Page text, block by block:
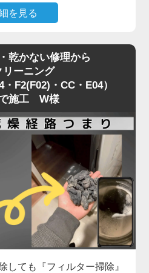
に、衛生面もリセットする
濯環境を取り戻せます。
を見る
洗濯機で、Vベルトが劣
（H35）です。
ると、モーターや基盤に過
された洗濯機は、「洗濯物
用回数が多い」ことが多
れも深刻化しています。
解が必要になる今こそ、洗
絶好の機会です。
私たちが、駆動系の修理と
汚れも一掃し、洗濯機の寿
乾かない修理から
リーニング
・F2(F02)・CC・E04）
施工 W様
しても『フィルター掃除』